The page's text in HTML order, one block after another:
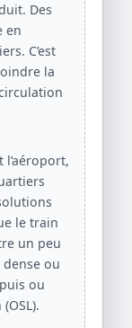
Des
en
C’est
la
le train
un peu
ou
ou